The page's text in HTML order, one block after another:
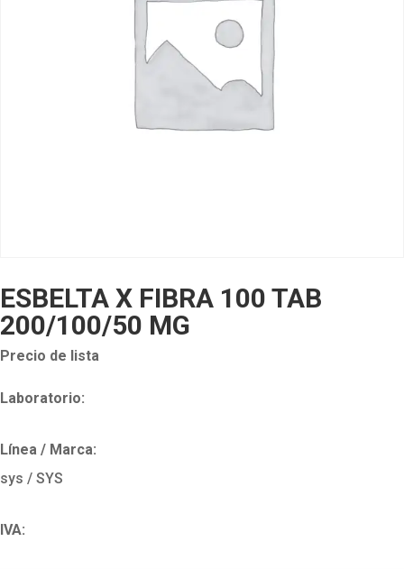
ESBELTA X FIBRA 100 TAB
200/100/50 MG
Precio de lista
Laboratorio:
Línea / Marca:
sys / SYS
IVA: